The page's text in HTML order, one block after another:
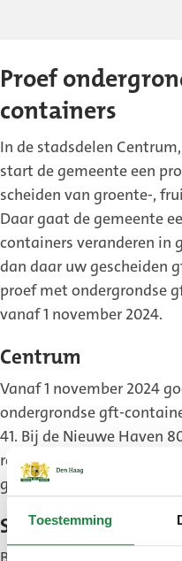
Toestemming
Proef
containers
In de stadsdelen
start de gemeente een
scheiden van groente-,
Daar gaat de gemeente
containers veranderen in
dan daar uw gescheiden
proef met ondergrondse
vanaf 1 november 2024.
Centrum
Vanaf 1 november 2024
ondergrondse gft-
41. Bij de Nieuwe Haven
restafvalcontainer vanaf
gft-container.
Segbroek